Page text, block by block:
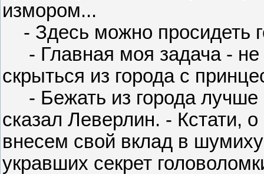
измором...
- Здесь можно просидеть
- Главная моя задача - не
скрыться из города с
- Бежать из города лучше
сказал Леверлин. - Кстати,
внесем свой вклад в
укравших секрет